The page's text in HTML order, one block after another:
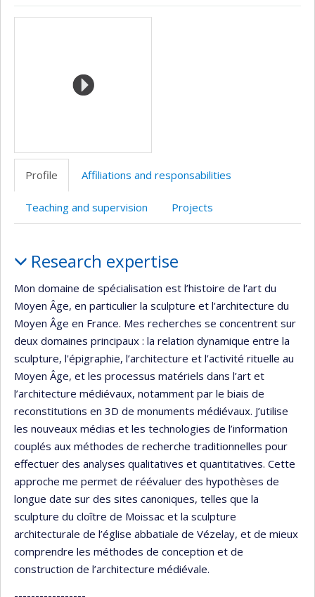
Page CV
Autre Autre
Media
Profile Affiliations and responsabilities
Teaching and supervision Projects
Research expertise
Mon domaine de spécialisation est l’histoire de l’art du
Moyen Âge, en particulier la sculpture et l’architecture du
Moyen Âge en France. Mes recherches se concentrent sur
deux domaines principaux : la relation dynamique entre la
sculpture, l'épigraphie, l’architecture et l’activité rituelle au
Moyen Âge, et les processus matériels dans l’art et
l’architecture médiévaux, notamment par le biais de
reconstitutions en 3D de monuments médiévaux. J’utilise
les nouveaux médias et les technologies de l’information
couplés aux méthodes de recherche traditionnelles pour
effectuer des analyses qualitatives et quantitatives. Cette
approche me permet de réévaluer des hypothèses de
longue date sur des sites canoniques, telles que la
sculpture du cloître de Moissac et la sculpture
architecturale de l’église abbatiale de Vézelay, et de mieux
comprendre les méthodes de conception et de
construction de l’architecture médiévale.